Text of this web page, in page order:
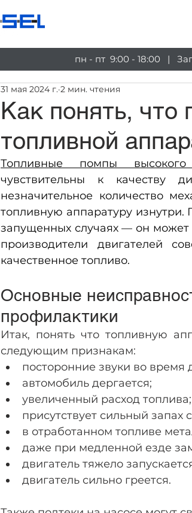
пн - пт 9:00 - 18:00 |
Как понять, что
топливной
31 мая 2024 г. 2 мин. чтения
Топливные помпы высокого
чувствительны к качеству
незначительное количество
топливную аппаратуру
запущенных случаях — он
производители двигателей
качественное топливо.
Основные
профилактики
Итак, понять что топливную
следующим признакам:
посторонние звуки во время
автомобиль дергается;
увеличенный расход топлива;
присутствует сильный запах
в отработанном топливе
даже при медленной езде
двигатель тяжело
двигатель сильно греется.